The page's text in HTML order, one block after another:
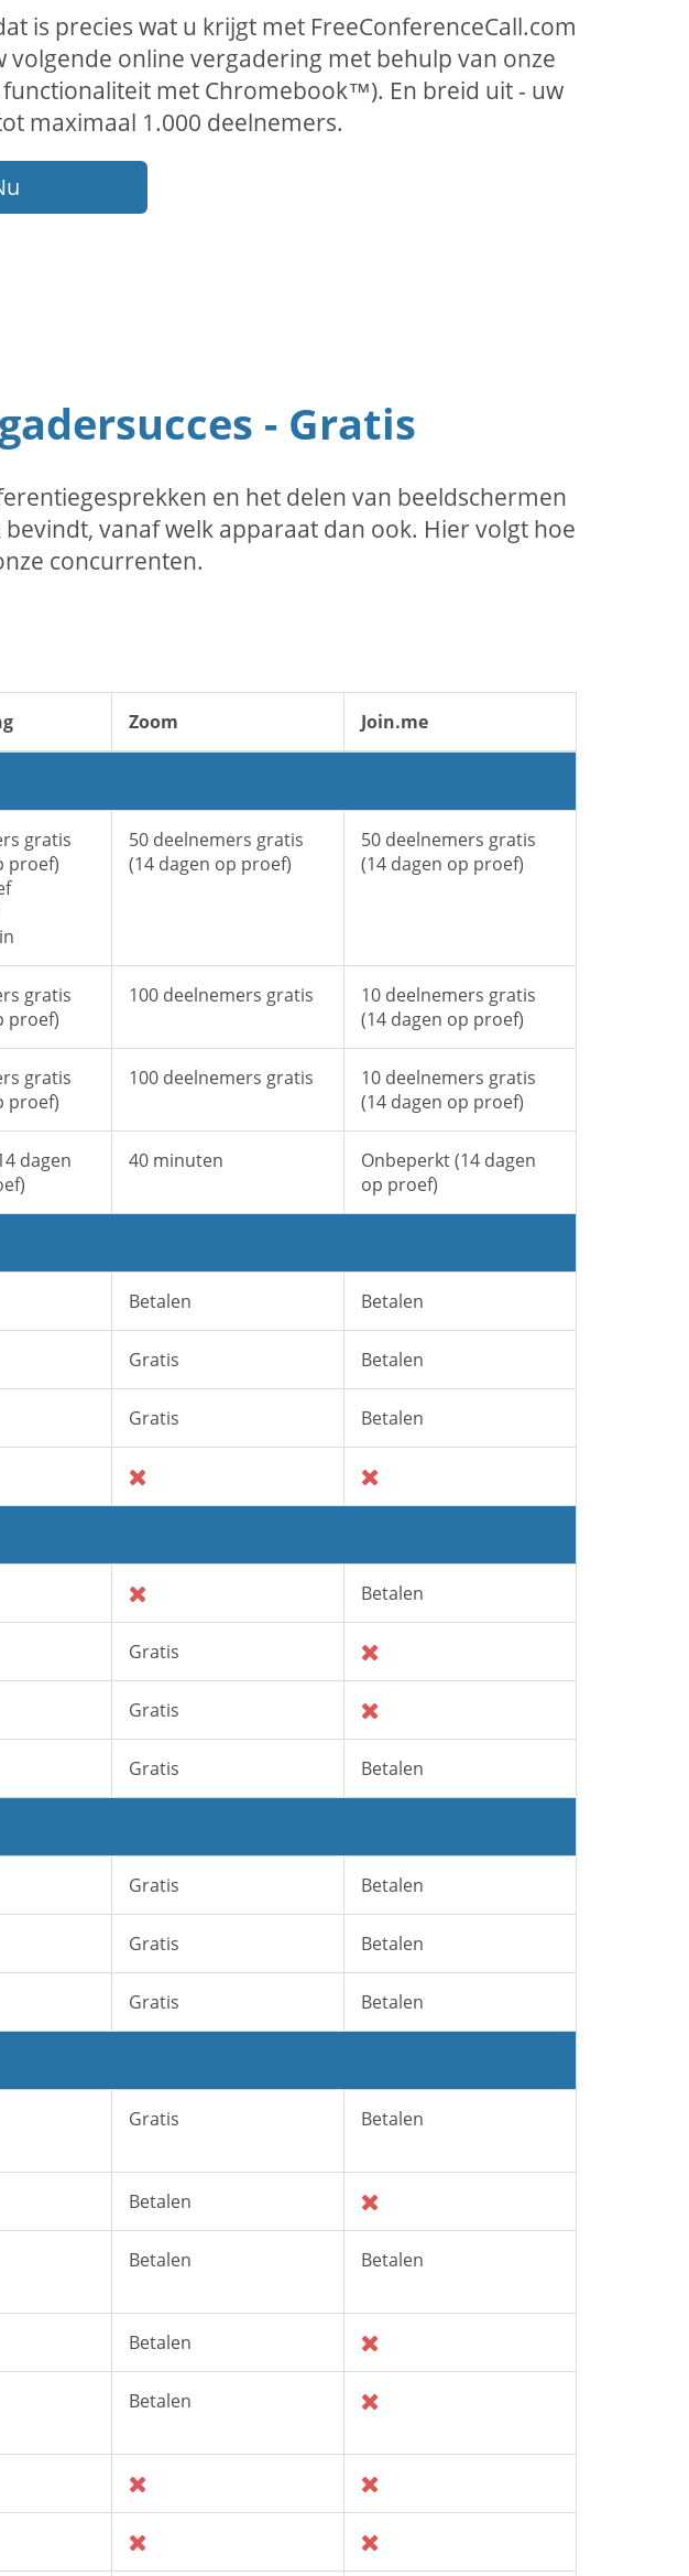
is precies wat u krijgt met FreeConferenceCall.com
online vergadering met behulp van onze
met Chromebook™). En breid uit - uw
maximaal 1.000 deelnemers.
- Gratis
en het delen van beeldschermen
vanaf welk apparaat dan ook. Hier volgt hoe
concurrenten.
Zoom Join.me
gratis
proef)
50 deelnemers gratis
(14 dagen op proef)
50 deelnemers gratis
(14 dagen op proef)
gratis
proef)
100 deelnemers gratis
10 deelnemers gratis
(14 dagen op proef)
gratis
proef)
100 deelnemers gratis
10 deelnemers gratis
(14 dagen op proef)
dagen
40 minuten
Onbeperkt (14 dagen
op proef)
Betalen Betalen
Gratis Betalen
Gratis Betalen
Betalen
Gratis
Gratis
Gratis Betalen
Gratis Betalen
Gratis Betalen
Gratis Betalen
Gratis Betalen
Betalen
Betalen Betalen
Betalen
Betalen